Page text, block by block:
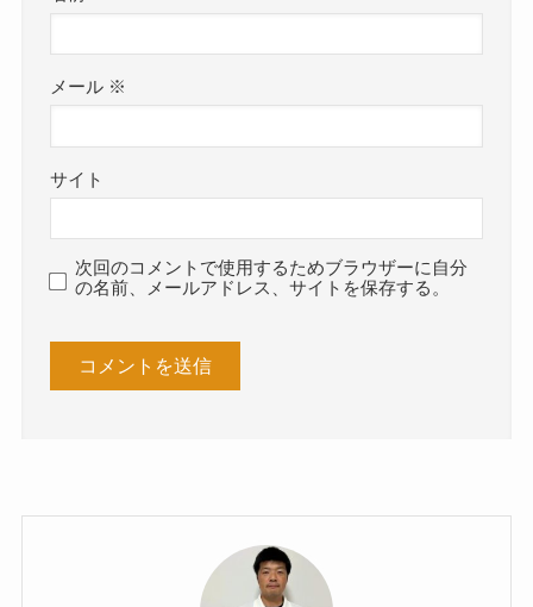
メール ※
サイト
次回のコメントで使用するためブラウザーに自分
の名前、メールアドレス、サイトを保存する。